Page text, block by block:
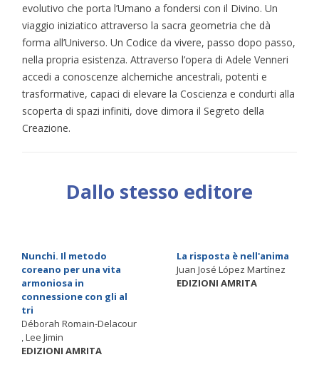
evolutivo che porta l’Umano a fondersi con il Divino. Un
viaggio iniziatico attraverso la sacra geometria che dà
forma all’Universo. Un Codice da vivere, passo dopo passo,
nella propria esistenza. Attraverso l’opera di Adele Venneri
accedi a conoscenze alchemiche ancestrali, potenti e
trasformative, capaci di elevare la Coscienza e condurti alla
scoperta di spazi infiniti, dove dimora il Segreto della
Creazione.
Dallo stesso editore
Nunchi. Il metodo
coreano per una vita
armoniosa in
connessione con gli al
tri
Déborah Romain-Delacour
, Lee Jimin
EDIZIONI AMRITA
La risposta è nell'anima
Juan José López Martínez
EDIZIONI AMRITA